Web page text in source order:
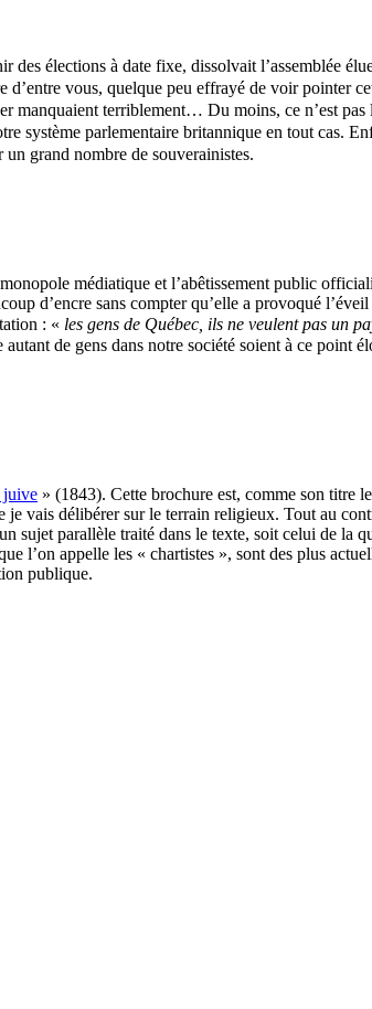
élections à date fixe, dissolvait l’assemblée
vous, quelque peu effrayé de voir pointer
manquaient terriblement… Du moins, ce n’est
système parlementaire britannique en tout cas.
grand nombre de souverainistes.
médiatique et l’abêtissement public
d’encre sans compter qu’elle a provoqué
: « les gens de Québec, ils ne veulent pas un
de gens dans notre société soient à ce point
juive » (1843). Cette brochure est, comme son titre
vais délibérer sur le terrain religieux. Tout au
sujet parallèle traité dans le texte, soit celui de la
l’on appelle les « chartistes », sont des plus
publique.